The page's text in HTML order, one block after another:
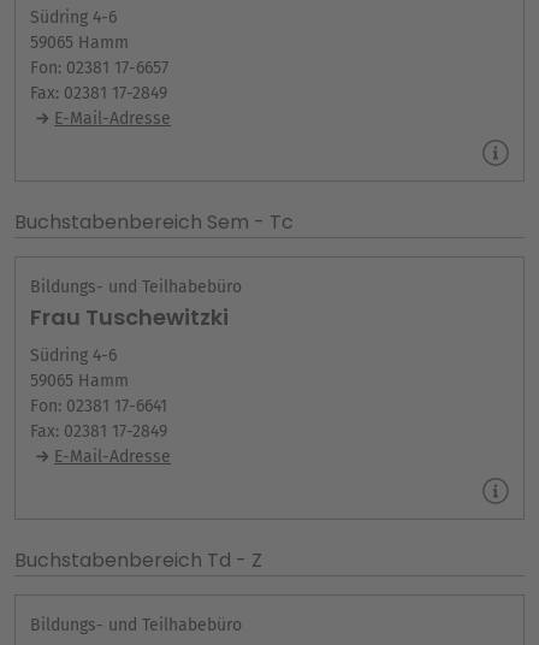
Südring 4-6
59065 Hamm
Fon: 02381 17-6657
Fax: 02381 17-2849
E-Mail-Adresse
Buchstabenbereich Sem - Tc
Bildungs- und Teilhabebüro
Frau Tuschewitzki
Südring 4-6
59065 Hamm
Fon: 02381 17-6641
Fax: 02381 17-2849
E-Mail-Adresse
Buchstabenbereich Td - Z
Bildungs- und Teilhabebüro